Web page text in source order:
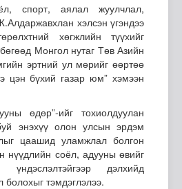
спорт, аялал жуулчлал,
хэлсэн үгэндээ
хөгжлийн түүхийг
Монгол нутаг Төв Азийн
эртний ул мөрийг өөртөө
цэн бүхий газар юм” хэмээн
өдөр”-ийг тохиолдуулан
энэхүү олон улсын эрдэм
цаашид уламжлал болгон
нүүдлийн соёл, адууны өвийг
дэлхийд
болохыг тэмдэглэлээ.